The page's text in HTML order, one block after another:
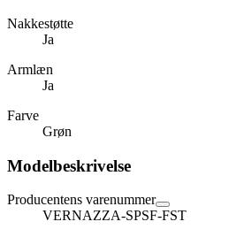
Nakkestøtte
Ja
Armlæn
Ja
Farve
Grøn
Modelbeskrivelse
Producentens varenummer
VERNAZZA-SPSF-FST